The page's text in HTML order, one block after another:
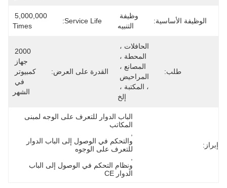
الوظيفة الأساسية:
التنبيه
Service Life:
Times
طلب:
إلخ
القدرة على العرض:
الشهر
إبراز:
المكاتب
للتعرف على الوجوه
الدوار CE